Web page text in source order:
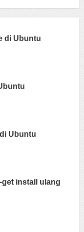
di Ubuntu
Ubuntu
install ulang